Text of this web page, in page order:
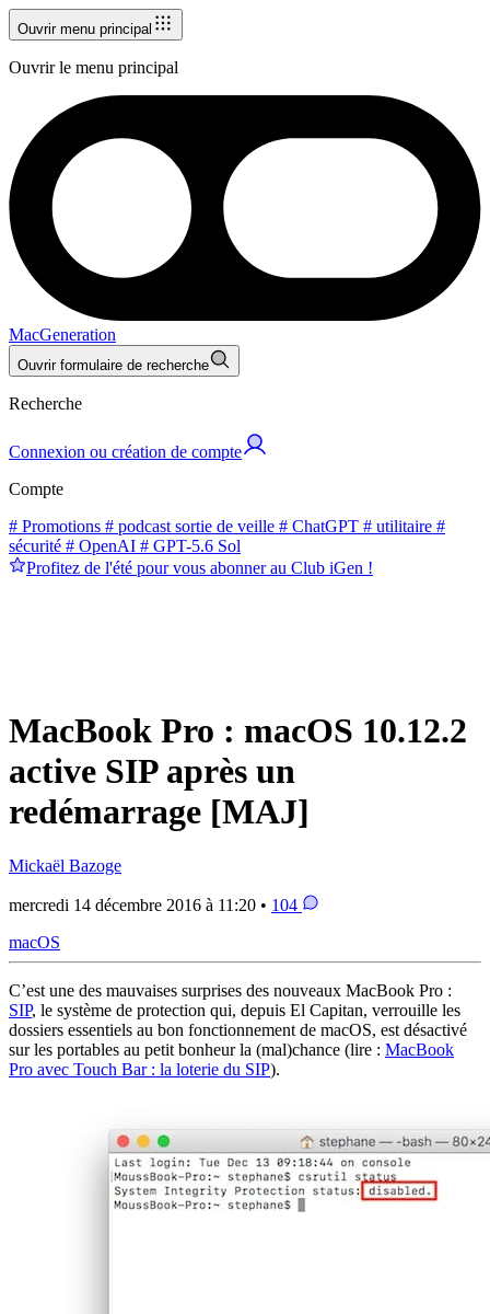
Ouvrir menu principal
Ouvrir le menu principal
MacGeneration
Ouvrir formulaire de recherche
Recherche
Connexion ou création de compte
Compte
# Promotions # podcast sortie de veille # ChatGPT # utilitaire #
sécurité # OpenAI # GPT-5.6 Sol
Profitez de l'été pour vous abonner au Club iGen !
MacBook Pro : macOS 10.12.2
active SIP après un
redémarrage [MAJ]
Mickaël Bazoge
mercredi 14 décembre 2016 à 11:20 • 104
macOS
C’est une des mauvaises surprises des nouveaux MacBook Pro :
SIP, le système de protection qui, depuis El Capitan, verrouille les
dossiers essentiels au bon fonctionnement de macOS, est désactivé
sur les portables au petit bonheur la (mal)chance (lire : MacBook
Pro avec Touch Bar : la loterie du SIP).